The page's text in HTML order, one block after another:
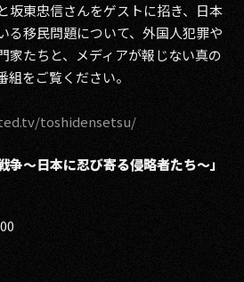
2015
2014
2013
2012
2011
坂東忠信さんをゲストに招き、日本
る移民問題について、外国人犯罪や
家たちと、メディアが報じない真の
をご覧ください。
toshidensetsu/
〜日本に忍び寄る侵略者たち〜」